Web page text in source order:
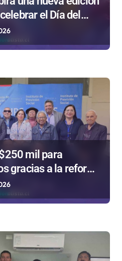
el Día del
mil para
gracias a la reforma